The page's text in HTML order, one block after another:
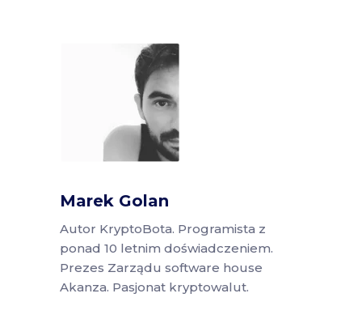
Marek Golan
Autor KryptoBota. Programista z
ponad 10 letnim doświadczeniem.
Prezes Zarządu software house
Akanza. Pasjonat kryptowalut.